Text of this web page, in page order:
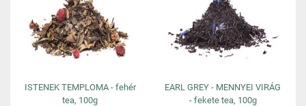
ISTENEK TEMPLOMA - fehér
tea, 100g
EARL GREY - MENNYEI VIRÁG
- fekete tea, 100g